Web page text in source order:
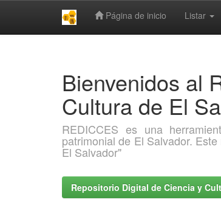
Página de inicio Listar
Bienvenidos al
Cultura de El
REDICCES es una
patrimonial de El Salvador.
El Salvador"
Repositorio Digital de Ciencia y